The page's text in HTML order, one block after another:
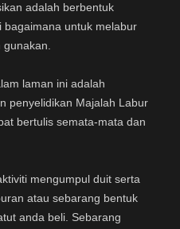
adalah berbentuk
bagaimana untuk melabur
laman ini adalah
penyelidikan Majalah Labur
bertulis semata-mata dan
mengumpul duit serta
atau sebarang bentuk
anda beli. Sebarang